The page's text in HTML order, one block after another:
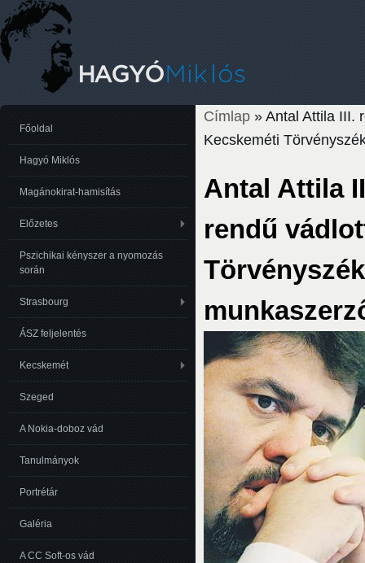
Címlap » Antal Attila III.
Kecskeméti
Antal Attila
rendű
Főoldal
Hagyó Miklós
Magánokirat-hamisítás
Előzetes
Pszichikai kényszer a nyomozás
során
Strasbourg
ÁSZ feljelentés
Kecskemét
Szeged
A Nokia-doboz vád
Tanulmányok
Portrétár
Galéria
A CC Soft-os vád